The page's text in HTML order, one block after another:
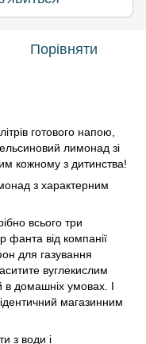
Порівняти
готового напою,
лимонад зі
кожному з дитинства!
з характерним
всього три
фанта від компанії
для газування
вуглекислим
домашніх умовах. І
магазинним
з води і